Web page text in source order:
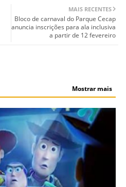
MAIS RECENTES
Bloco de carnaval do Parque Cecap
anuncia inscrições para ala inclusiva
a partir de 12 fevereiro
Mostrar mais